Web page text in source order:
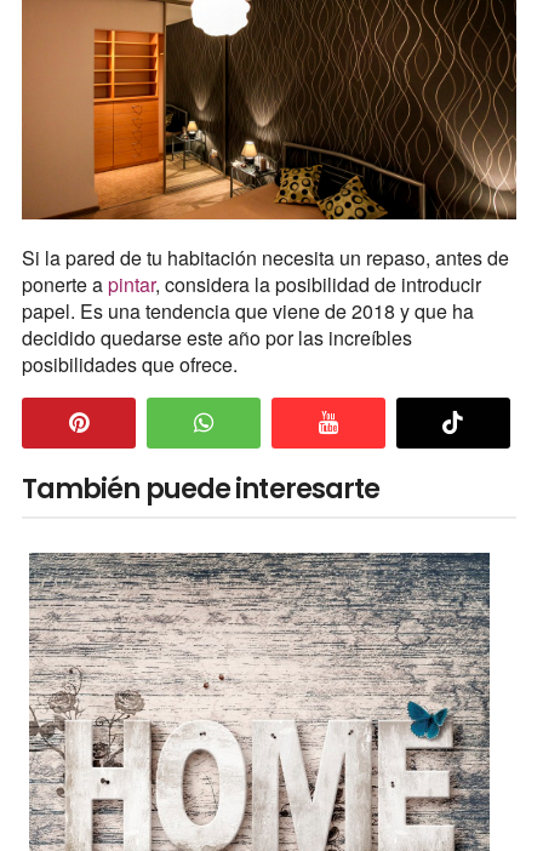
Si la pared de tu habitación necesita un repaso, antes de
ponerte apintar, considera la posibilidad de introducir
papel. Es una tendencia que viene de 2018 y que ha
decidido quedarse este año por las increíbles
posibilidades que ofrece.
También puede interesarte